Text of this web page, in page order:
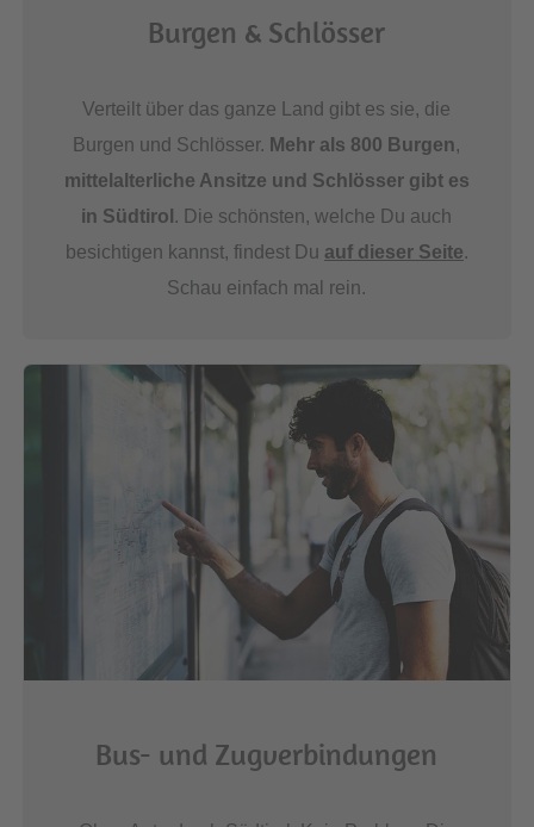
Burgen & Schlösser
Verteilt über das ganze Land gibt es sie, die
Burgen und Schlösser. Mehr als 800 Burgen,
mittelalterliche Ansitze und Schlösser gibt es
in Südtirol . Die schönsten, welche Du auch
besichtigen kannst, findest Du auf dieser Seite.
Schau einfach mal rein.
Bus- und Zugverbindungen